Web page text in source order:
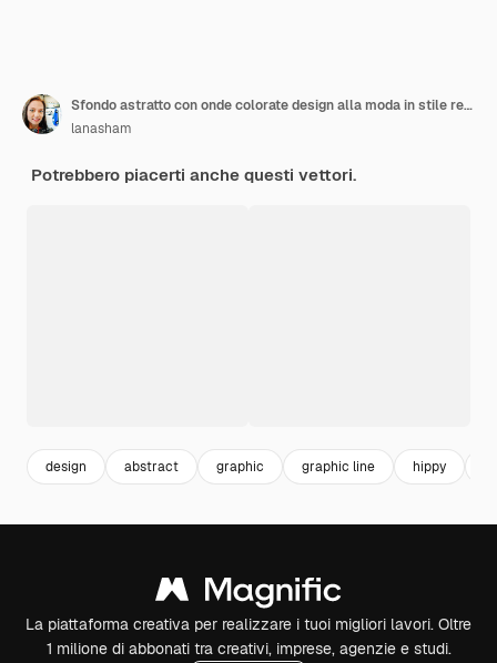
Sfondo astratto con onde colorate design alla moda in stile retrò groovy s disegnato a mano lineare vect
lanasham
Potrebbero piacerti anche questi vettori.
design abstract graphic graphic line hippy
La piattaforma creativa per realizzare i tuoi migliori lavori. Oltre
1 milione di abbonati tra creativi, imprese, agenzie e studi.